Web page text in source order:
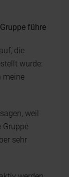
führe
die
wurde:
meine
weil
Gruppe
sehr